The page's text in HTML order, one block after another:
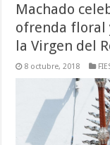
Machado
ofrenda floral
la Virgen del
8 octubre, 2018